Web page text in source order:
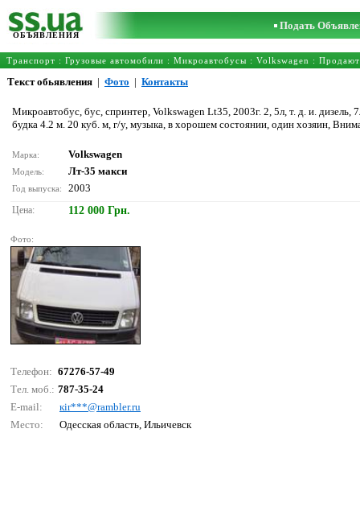
ОБЪЯВЛЕНИЯ
Подать
Транспорт : Грузовые автомобили : Микроавтобусы : Volkswagen : Продают
Текст обьявления | Фото | Контакты
Микроавтобус, бус, спринтер, Volkswagen Lt35, 2003г. 2, 5л, т. д. и. дизель,
будка 4.2 м. 20 куб. м, г/у, музыка, в хорошем состоянии, один хозяин,
Марка: Volkswagen
Модель: Лт-35 макси
Год выпуска: 2003
Цена: 112 000 Грн.
Фото:
Телефон: 67276-57-49
Тел. моб.: 787-35-24
E-mail:
кir***@rаmblеr.ru
Место:
Одесская область, Ильичевск